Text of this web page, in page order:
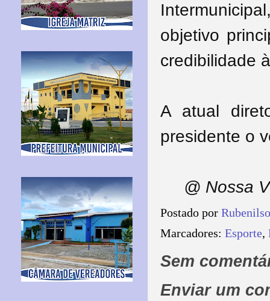
objetivo
credibilidade
A atual
presidente o
@ Nossa
Postado por
Marcadores: Esporte,
Sem
Enviar um